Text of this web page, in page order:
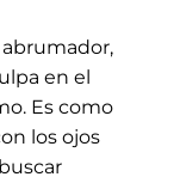
en el
Es como
los ojos